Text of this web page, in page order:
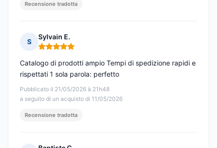
Recensione tradotta
S
Sylvain E.
Nota: 5 su 5
Pubblicato il 21/05/2026 à 21h48
a seguito di un acquisto di 11/05/2026
Catalogo di prodotti ampio Tempi di spedizione rapidi e
rispettati 1 sola parola: perfetto
Recensione tradotta